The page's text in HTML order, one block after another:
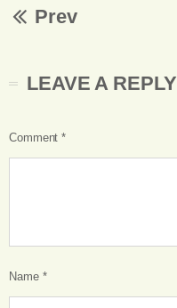
Prev
LEAVE A REPLY
Comment *
Name *